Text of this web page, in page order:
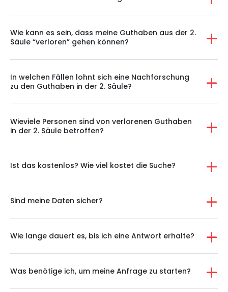
Wie kann es sein, dass meine Guthaben aus der 2.
Säule “verloren” gehen können?
In welchen Fällen lohnt sich eine Nachforschung
zu den Guthaben in der 2. Säule?
Wieviele Personen sind von verlorenen Guthaben
in der 2. Säule betroffen?
Ist das kostenlos? Wie viel kostet die Suche?
Sind meine Daten sicher?
Wie lange dauert es, bis ich eine Antwort erhalte?
Was benötige ich, um meine Anfrage zu starten?